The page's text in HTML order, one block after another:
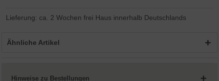
Lieferung: ca. 2 Wochen frei Haus innerhalb Deutschlands
Ähnliche Artikel
Hinweise zu Bestellungen